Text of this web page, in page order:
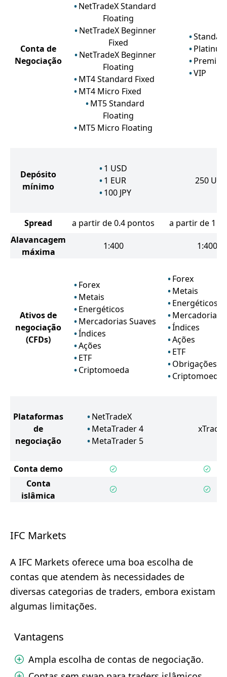
Conta de
Negociação
NetTradeX Standard
Floating
NetTradeX Beginner
Fixed
NetTradeX Beginner
Floating
MT4 Standard Fixed
MT4 Micro Fixed
MT5 Standard
Floating
MT5 Micro Floating
VIP
Depósito
mínimo
1 USD
1 EUR
100 JPY
250 USD
Spread a partir de 0.4 pontos
a partir de 1
Alavancagem
máxima
1:400 1:400
Ativos de
negociação
(CFDs)
Forex
Metais
Energéticos
Mercadorias Suaves
Índices
Ações
ETF
Criptomoeda
Forex
Metais
Energéticos
Mercadorias
Índices
Ações
ETF
Obrigações
Criptomoeda
Plataformas
de
negociação
NetTradeX
MetaTrader 4
MetaTrader 5
xTrade
Conta demo
Conta
islâmica
IFC Markets
A IFC Markets oferece uma boa escolha de
contas que atendem às necessidades de
diversas categorias de traders, embora existam
algumas limitações.
Vantagens
Ampla escolha de contas de negociação.